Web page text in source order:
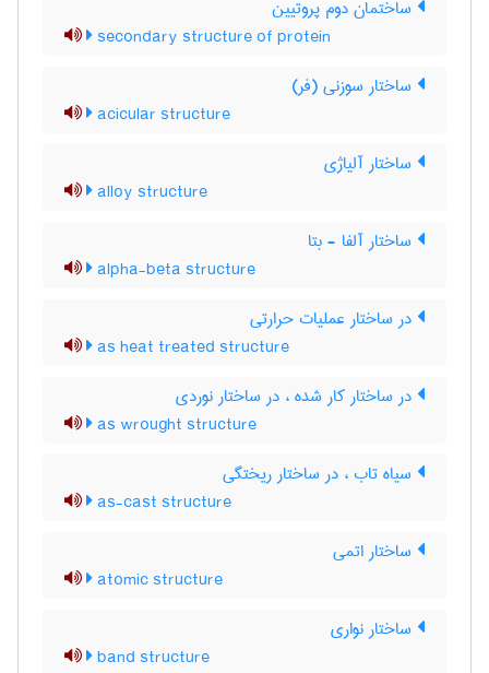
ساختمان دوم پروتیین
secondary structure of protein
ساختار سوزنی (فر)
acicular structure
ساختار آلیاژی
alloy structure
ساختار آلفا - بتا
alpha-beta structure
در ساختار عملیات حرارتی
as heat treated structure
در ساختار کار شده ، در ساختار نوردی
as wrought structure
سیاه تاب ، در ساختار ریختگی
as-cast structure
ساختار اتمی
atomic structure
ساختار نواری
band structure